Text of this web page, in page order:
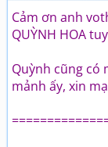
Cảm ơn anh
QUỲNH HOA
Quỳnh cũng có
mảnh ấy, xin